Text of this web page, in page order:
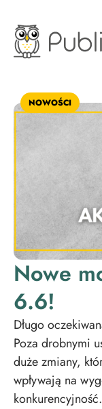
NOWOŚCI
Nowe
6.6!
Długo
Poza drobnymi
duże zmiany,
wpływają na
konkurencyjność.